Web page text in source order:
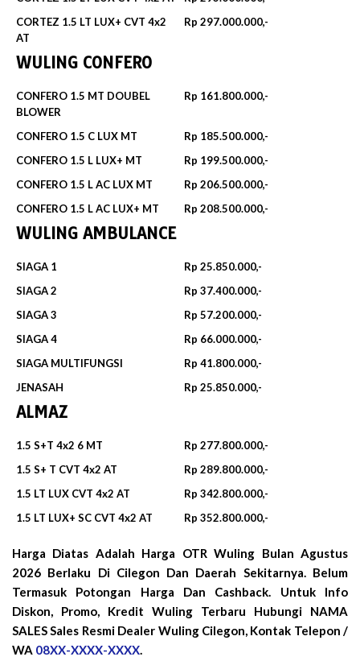
CORTEZ 1.5 LT LUX+ CVT 4x2
AT
Rp 297.000.000,-
WULING CONFERO
CONFERO 1.5 MT DOUBEL
BLOWER
Rp 161.800.000,-
CONFERO 1.5 C LUX MT
Rp 185.500.000,-
CONFERO 1.5 L LUX+ MT
Rp 199.500.000,-
CONFERO 1.5 L AC LUX MT
Rp 206.500.000,-
CONFERO 1.5 L AC LUX+ MT
Rp 208.500.000,-
WULING AMBULANCE
SIAGA 1
Rp 25.850.000,-
SIAGA 2
Rp 37.400.000,-
SIAGA 3
Rp 57.200.000,-
SIAGA 4
Rp 66.000.000,-
SIAGA MULTIFUNGSI
Rp 41.800.000,-
JENASAH
Rp 25.850.000,-
ALMAZ
1.5 S+T 4x2 6 MT
Rp 277.800.000,-
1.5 S+ T CVT 4x2 AT
Rp 289.800.000,-
1.5 LT LUX CVT 4x2 AT
Rp 342.800.000,-
1.5 LT LUX+ SC CVT 4x2 AT
Rp 352.800.000,-
Harga Diatas Adalah Harga OTR Wuling Bulan Agustus
2026 Berlaku Di Cilegon Dan Daerah Sekitarnya. Belum
Termasuk Potongan Harga Dan Cashback. Untuk Info
Diskon, Promo, Kredit Wuling Terbaru Hubungi NAMA
SALES Sales Resmi Dealer Wuling Cilegon, Kontak Telepon /
WA 08XX-XXXX-XXXX.